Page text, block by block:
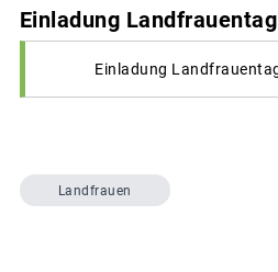
Einladung Landfrauentag
Einladung
Landfrauen